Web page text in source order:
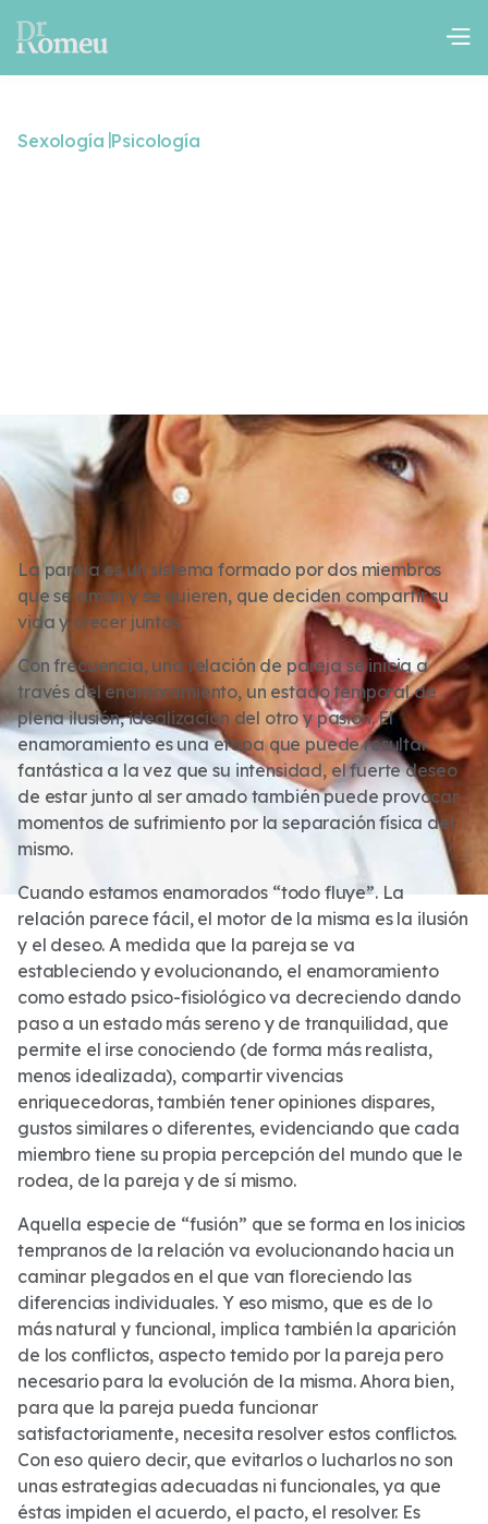
Sexología |Psicología
La pareja es un sistema formado por dos miembros
que se aman y se quieren, que deciden compartir su
vida y crecer juntos.
Con frecuencia, una relación de pareja se inicia a
través del enamoramiento, un estado temporal de
plena ilusión, idealización del otro y pasión. El
enamoramiento es una etapa que puede resultar
fantástica a la vez que su intensidad, el fuerte deseo
de estar junto al ser amado también puede provocar
momentos de sufrimiento por la separación física del
mismo.
Cuando estamos enamorados “todo fluye”. La
relación parece fácil, el motor de la misma es la ilusión
y el deseo. A medida que la pareja se va
estableciendo y evolucionando, el enamoramiento
como estado psico-fisiológico va decreciendo dando
paso a un estado más sereno y de tranquilidad, que
permite el irse conociendo (de forma más realista,
menos idealizada), compartir vivencias
enriquecedoras, también tener opiniones dispares,
gustos similares o diferentes, evidenciando que cada
miembro tiene su propia percepción del mundo que le
rodea, de la pareja y de sí mismo.
Aquella especie de “fusión” que se forma en los inicios
tempranos de la relación va evolucionando hacia un
caminar plegados en el que van floreciendo las
diferencias individuales. Y eso mismo, que es de lo
más natural y funcional, implica también la aparición
de los conflictos, aspecto temido por la pareja pero
necesario para la evolución de la misma. Ahora bien,
para que la pareja pueda funcionar
satisfactoriamente, necesita resolver estos conflictos.
Con eso quiero decir, que evitarlos o lucharlos no son
unas estrategias adecuadas ni funcionales, ya que
éstas impiden el acuerdo, el pacto, el resolver. Es